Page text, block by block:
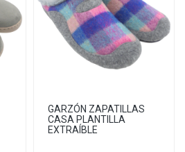
GARZÓN ZAPATILLAS
CASA PLANTILLA
EXTRAÍBLE